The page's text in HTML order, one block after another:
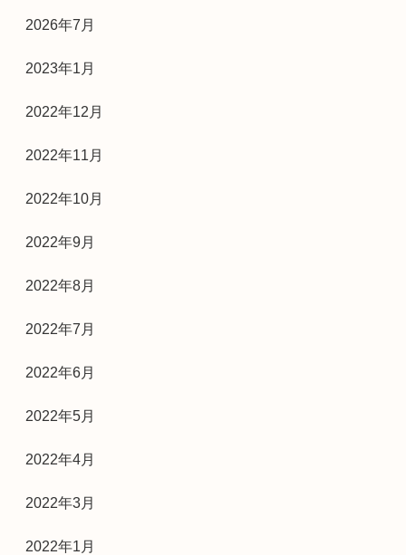
2026年7月
2023年1月
2022年12月
2022年11月
2022年10月
2022年9月
2022年8月
2022年7月
2022年6月
2022年5月
2022年4月
2022年3月
2022年1月